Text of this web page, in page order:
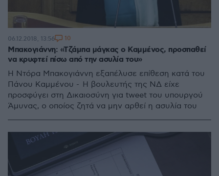
Μπακογιάννη: «Τζάμπα μάγκας ο Καμμένος, προσπαθεί
να κρυφτεί πίσω από την ασυλία του»
Η Ντόρα Μπακογιάννη εξαπέλυσε επίθεση κατά του
Πάνου Καμμένου - Η βουλευτής της ΝΔ είχε
προσφύγει στη Δικαιοσύνη για tweet του υπουργού
Άμυνας, ο οποίος ζητά να μην αρθεί η ασυλία του
06.12.2018, 13:56 10